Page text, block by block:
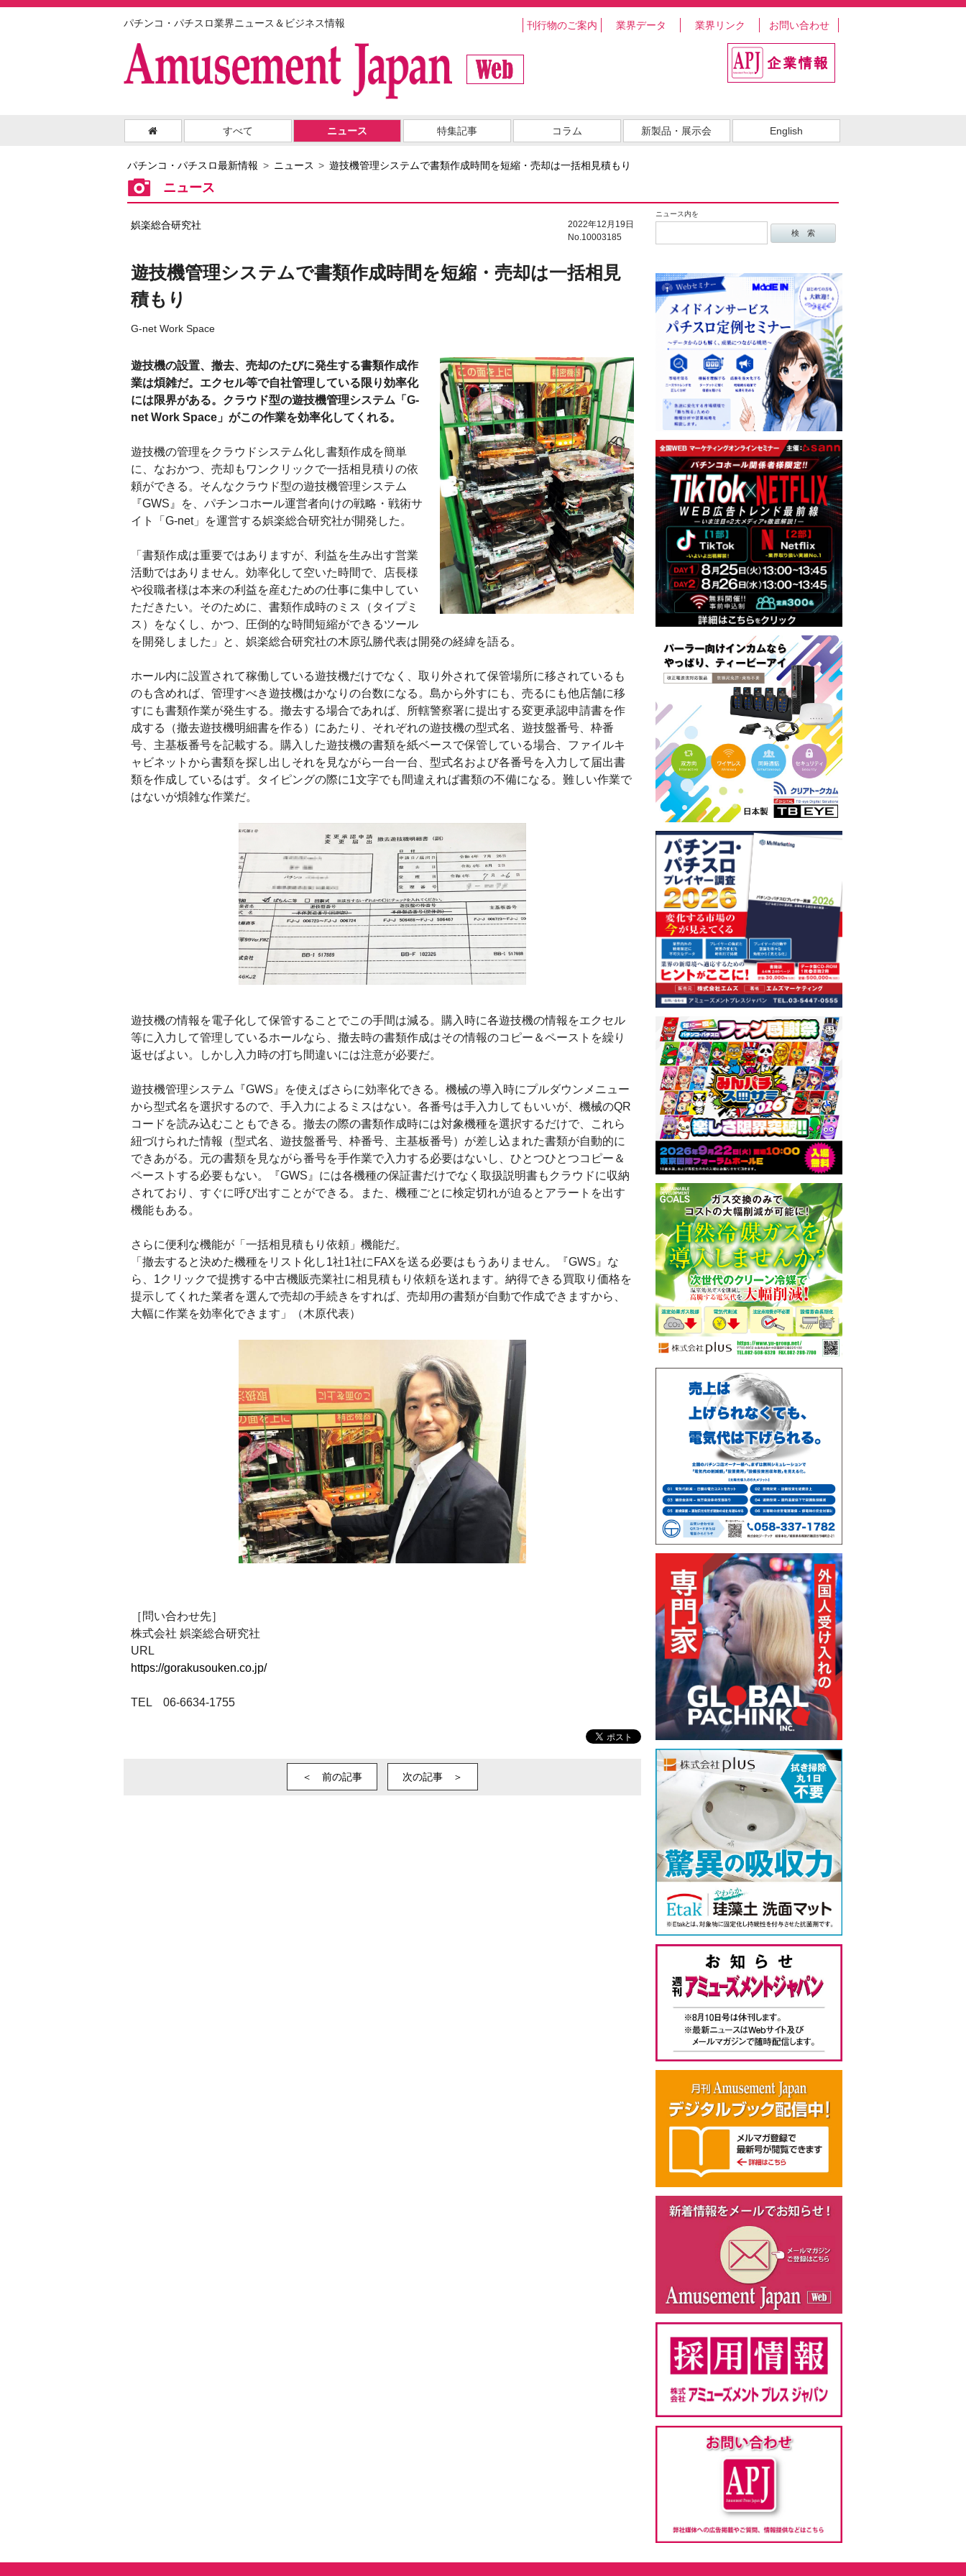
パチンコ・パチスロ業界ニュース＆ビジネス情報 刊行物のご案内 業界データ 業界リンク お問い合わせ
すべて ニュース 特集記事 コラム 新製品・展示会 English
パチンコ・パチスロ最新情報 ニュース 遊技機管理システムで書類作成時間を短縮・売却は一括相見積もり
ニュース
ニュース内を
2022年12月19日
No.10003185
娯楽総合研究社
遊技機管理システムで書類作成時間を短縮・売却は一括相見
積もり
G-net Work Space
遊技機の設置、撤去、売却のたびに発生する書類作成作
業は煩雑だ。エクセル等で自社管理している限り効率化
には限界がある。クラウド型の遊技機管理システム「G-
net Work Space」がこの作業を効率化してくれる。
遊技機の管理をクラウドシステム化し書類作成を簡単
に、なおかつ、売却もワンクリックで一括相見積りの依
頼ができる。そんなクラウド型の遊技機管理システム
『GWS』を、パチンコホール運営者向けの戦略・戦術サ
イト「G‐net」を運営する娯楽総合研究社が開発した。
「書類作成は重要ではありますが、利益を生み出す営業
活動ではありません。効率化して空いた時間で、店長様
や役職者様は本来の利益を産むための仕事に集中してい
ただきたい。そのために、書類作成時のミス（タイプミ
ス）をなくし、かつ、圧倒的な時間短縮ができるツール
を開発しました」と、娯楽総合研究社の木原弘勝代表は開発の経緯を語る。
ホール内に設置されて稼働している遊技機だけでなく、取り外されて保管場所に移されているも
のも含めれば、管理すべき遊技機はかなりの台数になる。島から外すにも、売るにも他店舗に移
すにも書類作業が発生する。撤去する場合であれば、所轄警察署に提出する変更承認申請書を作
成する（撤去遊技機明細書を作る）にあたり、それぞれの遊技機の型式名、遊技盤番号、枠番
号、主基板番号を記載する。購入した遊技機の書類を紙ベースで保管している場合、ファイルキ
ャビネットから書類を探し出しそれを見ながら一台一台、型式名および各番号を入力して届出書
類を作成しているはず。タイピングの際に1文字でも間違えれば書類の不備になる。難しい作業で
はないが煩雑な作業だ。
遊技機の情報を電子化して保管することでこの手間は減る。購入時に各遊技機の情報をエクセル
等に入力して管理しているホールなら、撤去時の書類作成はその情報のコピー＆ペーストを繰り
返せばよい。しかし入力時の打ち間違いには注意が必要だ。
遊技機管理システム『GWS』を使えばさらに効率化できる。機械の導入時にプルダウンメニュー
から型式名を選択するので、手入力によるミスはない。各番号は手入力してもいいが、機械のQR
コードを読み込むこともできる。撤去の際の書類作成時には対象機種を選択するだけで、これら
紐づけられた情報（型式名、遊技盤番号、枠番号、主基板番号）が差し込まれた書類が自動的に
できあがる。元の書類を見ながら番号を手作業で入力する必要はないし、ひとつひとつコピー＆
ペーストする必要もない。『GWS』には各機種の保証書だけでなく取扱説明書もクラウドに収納
されており、すぐに呼び出すことができる。また、機種ごとに検定切れが迫るとアラートを出す
機能もある。
さらに便利な機能が「一括相見積もり依頼」機能だ。
「撤去すると決めた機種をリスト化し1社1社にFAXを送る必要はもうありません。『GWS』な
ら、1クリックで提携する中古機販売業社に相見積もり依頼を送れます。納得できる買取り価格を
提示してくれた業者を選んで売却の手続きをすれば、売却用の書類が自動で作成できますから、
大幅に作業を効率化できます」（木原代表）
［問い合わせ先］
株式会社 娯楽総合研究社
URL
https://gorakusouken.co.jp/
TEL 06‐6634-1755
＜ 前の記事 次の記事 ＞